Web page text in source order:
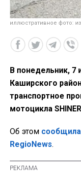
иллюстративное фото:
В понедельник, 7
Каширского
транспортное
мотоцикла
Об этом сообщила
RegioNews.